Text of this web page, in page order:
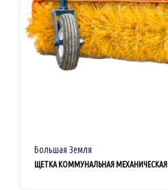
Большая Земля
ЩЕТКА КОММУНАЛЬНАЯ МЕХАНИЧЕСКАЯ